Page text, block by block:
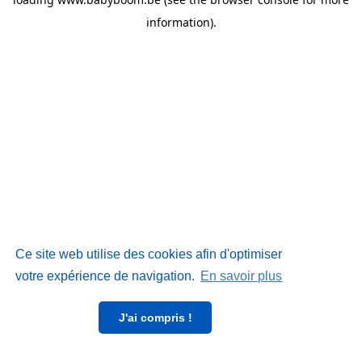
Ce site web utilise des cookies afin d'optimiser
votre expérience de navigation. En savoir plus
J'ai compris !
information).